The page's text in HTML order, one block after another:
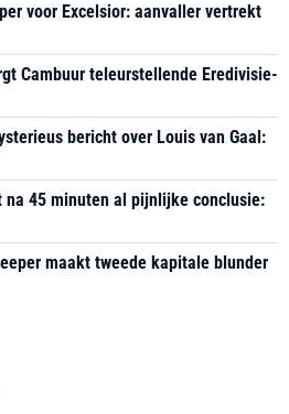
voor Excelsior: aanvaller vertrekt
Cambuur teleurstellende Eredivisie-
bericht over Louis van Gaal:
na 45 minuten al pijnlijke conclusie:
maakt tweede kapitale blunder